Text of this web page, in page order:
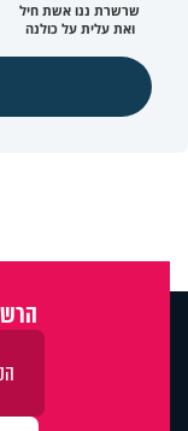
שרשרת ננו אשת חיל
ואת עלית על כולנה